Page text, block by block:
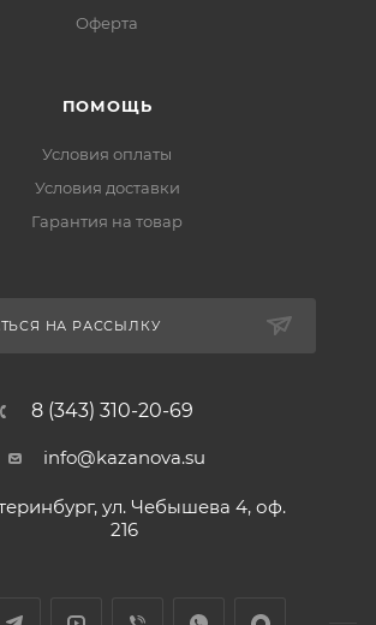
Оферта
ПОМОЩЬ
Условия оплаты
Условия доставки
Гарантия на товар
НА РАССЫЛКУ
8 (343) 310-20-69
info@kazanova.su
ул. Чебышева 4, оф.
216